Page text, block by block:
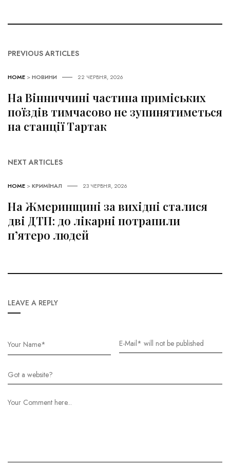
PREVIOUS ARTICLES
HOME >НОВИНИ 22 ЧЕРВНЯ, 2026
На Вінниччині частина приміських
поїздів тимчасово не зупинятиметься
на станції Тартак
NEXT ARTICLES
HOME >КРИМІНАЛ 23 ЧЕРВНЯ, 2026
На Жмеринщині за вихідні сталися
дві ДТП: до лікарні потрапили
п’ятеро людей
LEAVE A REPLY